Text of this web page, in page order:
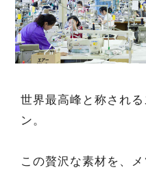
世界最高峰と称され
ン。
この贅沢な素材を、